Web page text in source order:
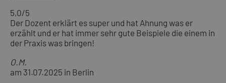
5,0/5
Der Dozent erklärt es super und hat Ahnung was er
erzählt und er hat immer sehr gute Beispiele die einem in
der Praxis was bringen!
O.M.
am 31.07.2025 in Berlin